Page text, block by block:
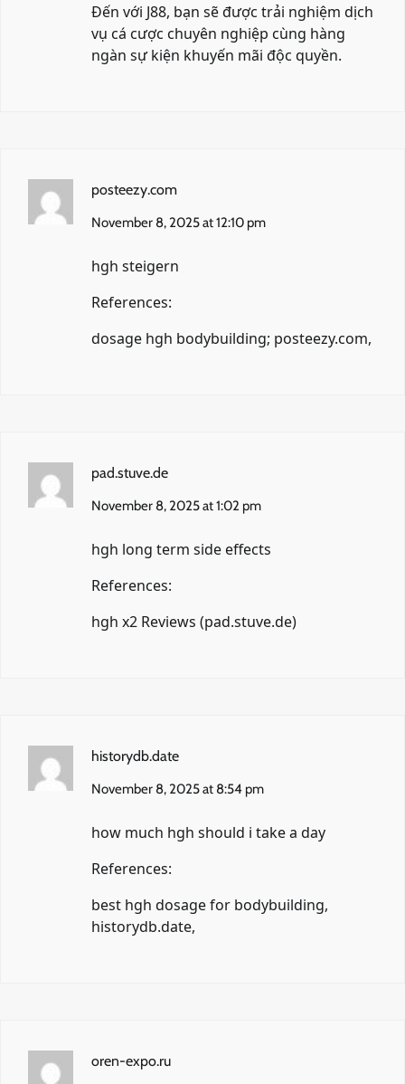
Đến với J88, bạn sẽ được trải nghiệm dịch
vụ cá cược chuyên nghiệp cùng hàng
ngàn sự kiện khuyến mãi độc quyền.
posteezy.com
November 8, 2025 at 12:10 pm
hgh steigern
References:
dosage hgh bodybuilding; posteezy.com,
pad.stuve.de
November 8, 2025 at 1:02 pm
hgh long term side effects
References:
hgh x2 Reviews (pad.stuve.de)
historydb.date
November 8, 2025 at 8:54 pm
how much hgh should i take a day
References:
best hgh dosage for bodybuilding,
historydb.date,
oren-expo.ru